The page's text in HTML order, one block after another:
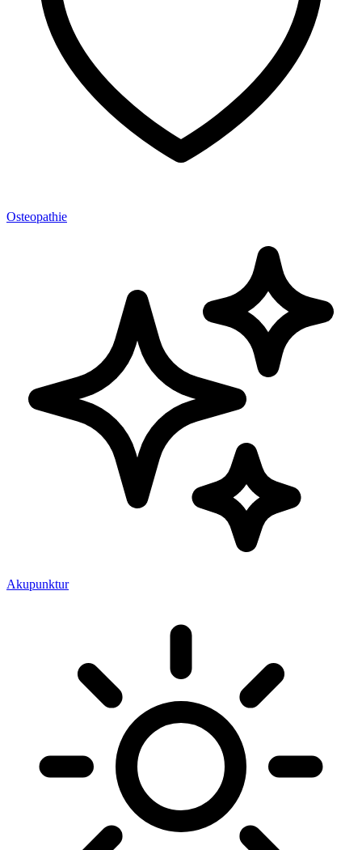
Osteopathie
Akupunktur